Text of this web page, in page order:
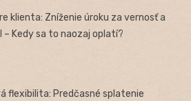
klienta: Zníženie úroku za vernosť a
– Kedy sa to naozaj oplatí?
flexibilita: Predčasné splatenie